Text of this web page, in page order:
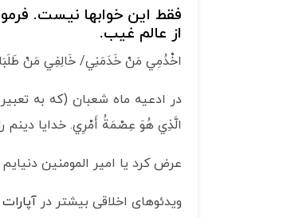
فقط این خوابها نیست.
از عالم غیب.
اخْدُمِي‏ مَنْ‏ خَدَمَنِي/ خَالِفِي‏ مَنْ‏
در ادعیه ماه شعبان (که به
الَّذِي هُوَ عِصْمَةُ أَمْرِي‏. خدایا
عرض کرد یا امیر المومنین
ویدئوهای اخلاقی بیشتر در